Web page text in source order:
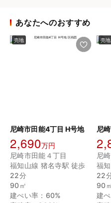
あなたへのおすすめ
売地
尼崎市田能4丁目 H号地
2,690万円
尼崎市田能４丁目
福知山線 猪名寺駅 徒歩
22分
90㎡
建ぺい率：60%
売地
尼
尼
福
22
90
建